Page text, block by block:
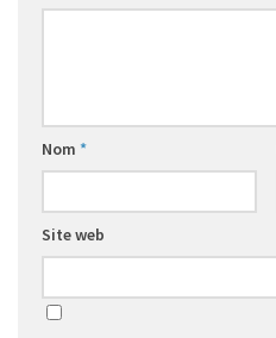
Nom *
Site web